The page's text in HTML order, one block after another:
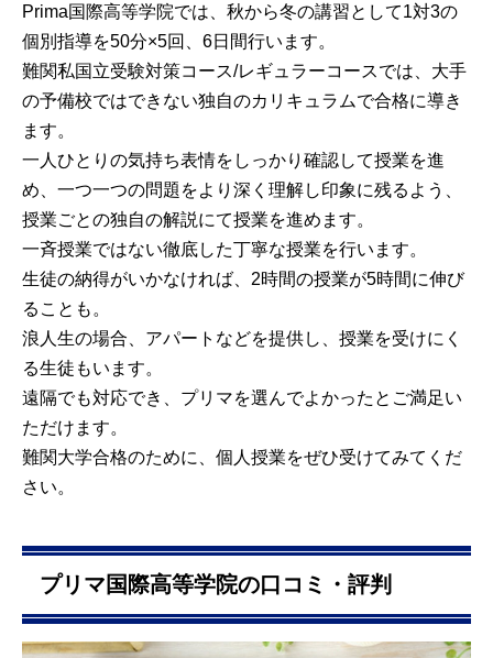
Prima国際高等学院では、秋から冬の講習として1対3の
個別指導を50分×5回、6日間行います。
難関私国立受験対策コース/レギュラーコースでは、大手
の予備校ではできない独自のカリキュラムで合格に導き
ます。
一人ひとりの気持ち表情をしっかり確認して授業を進
め、一つ一つの問題をより深く理解し印象に残るよう、
授業ごとの独自の解説にて授業を進めます。
一斉授業ではない徹底した丁寧な授業を行います。
生徒の納得がいかなければ、2時間の授業が5時間に伸び
ることも。
浪人生の場合、アパートなどを提供し、授業を受けにく
る生徒もいます。
遠隔でも対応でき、プリマを選んでよかったとご満足い
ただけます。
難関大学合格のために、個人授業をぜひ受けてみてくだ
さい。
プリマ国際高等学院の口コミ・評判